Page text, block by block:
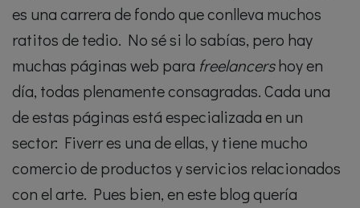
es una carrera de fondo que conlleva muchos
ratitos de tedio. No sé si lo sabías, pero hay
muchas páginas web para freelancershoy en
día, todas plenamente consagradas. Cada una
de estas páginas está especializada en un
sector: Fiverr es una de ellas, y tiene mucho
comercio de productos y servicios relacionados
con el arte. Pues bien, en este blog quería